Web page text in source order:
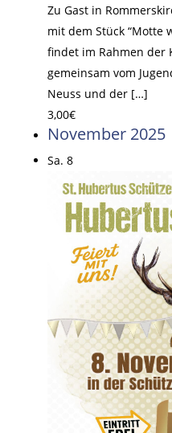
Zu Gast in
mit dem Stück “Motte
findet im Rahmen der
gemeinsam vom
Neuss und der […]
3,00€
November 2025
Sa. 8